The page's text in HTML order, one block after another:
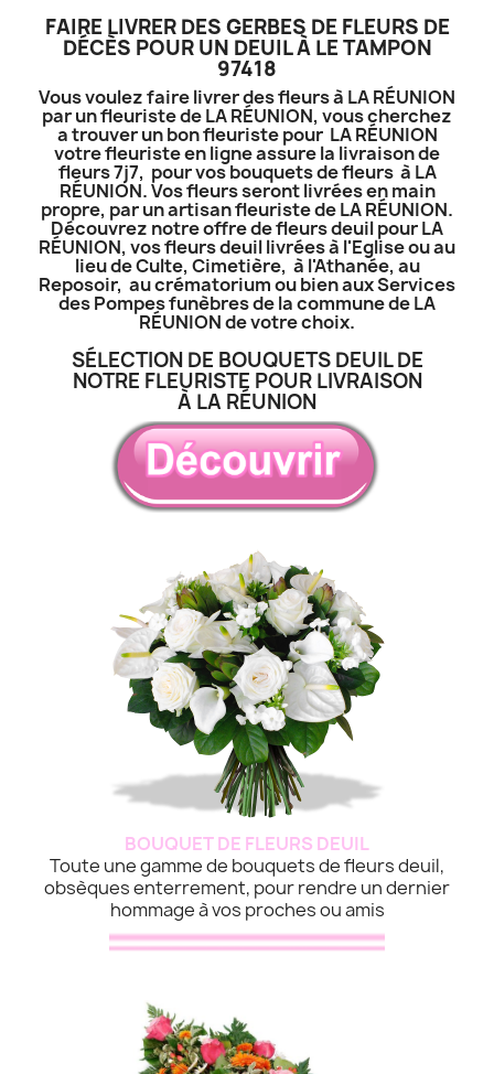
FAIRE LIVRER DES GERBES DE FLEURS DE
DÉCÈS POUR UN DEUIL À LE TAMPON
97418
Vous voulez faire livrer des fleurs à LA RÉUNION
par un fleuriste de LA RÉUNION, vous cherchez
a trouver un bon fleuriste pour LA RÉUNION
votre fleuriste en ligne assure la livraison de
fleurs 7j7, pour vos bouquets de fleurs à LA
RÉUNION. Vos fleurs seront livrées en main
propre, par un artisan fleuriste de LA RÉUNION.
Découvrez notre offre de fleurs deuil pour LA
RÉUNION, vos fleurs deuil livrées à l'Eglise ou au
lieu de Culte, Cimetière, à l'Athanée, au
Reposoir, au crématorium ou bien aux Services
des Pompes funèbres de la commune de LA
RÉUNION de votre choix.
SÉLECTION DE BOUQUETS DEUIL DE
NOTRE FLEURISTE POUR LIVRAISON
À LA RÉUNION
BOUQUET DE FLEURS DEUIL
Toute une gamme de bouquets de fleurs deuil,
obsèques enterrement, pour rendre un dernier
hommage à vos proches ou amis